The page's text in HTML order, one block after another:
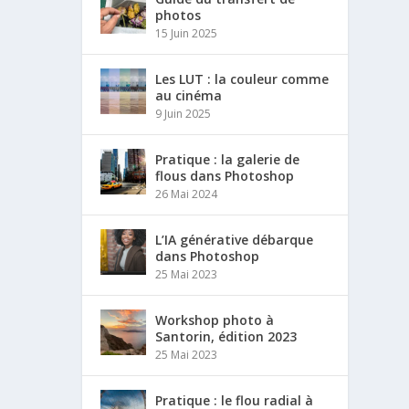
photos
15 Juin 2025
Les LUT : la couleur comme
au cinéma
9 Juin 2025
Pratique : la galerie de
flous dans Photoshop
26 Mai 2024
L’IA générative débarque
dans Photoshop
25 Mai 2023
Workshop photo à
Santorin, édition 2023
25 Mai 2023
Pratique : le flou radial à